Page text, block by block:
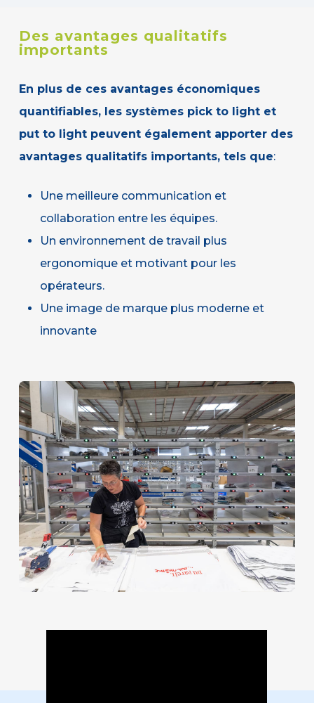
Des avantages qualitatifs
importants
En plus de ces avantages économiques
quantifiables, les systèmes pick to light et
put to light peuvent également apporter des
avantages qualitatifs importants, tels que:
Une meilleure communication et
collaboration entre les équipes.
Un environnement de travail plus
ergonomique et motivant pour les
opérateurs.
Une image de marque plus moderne et
innovante